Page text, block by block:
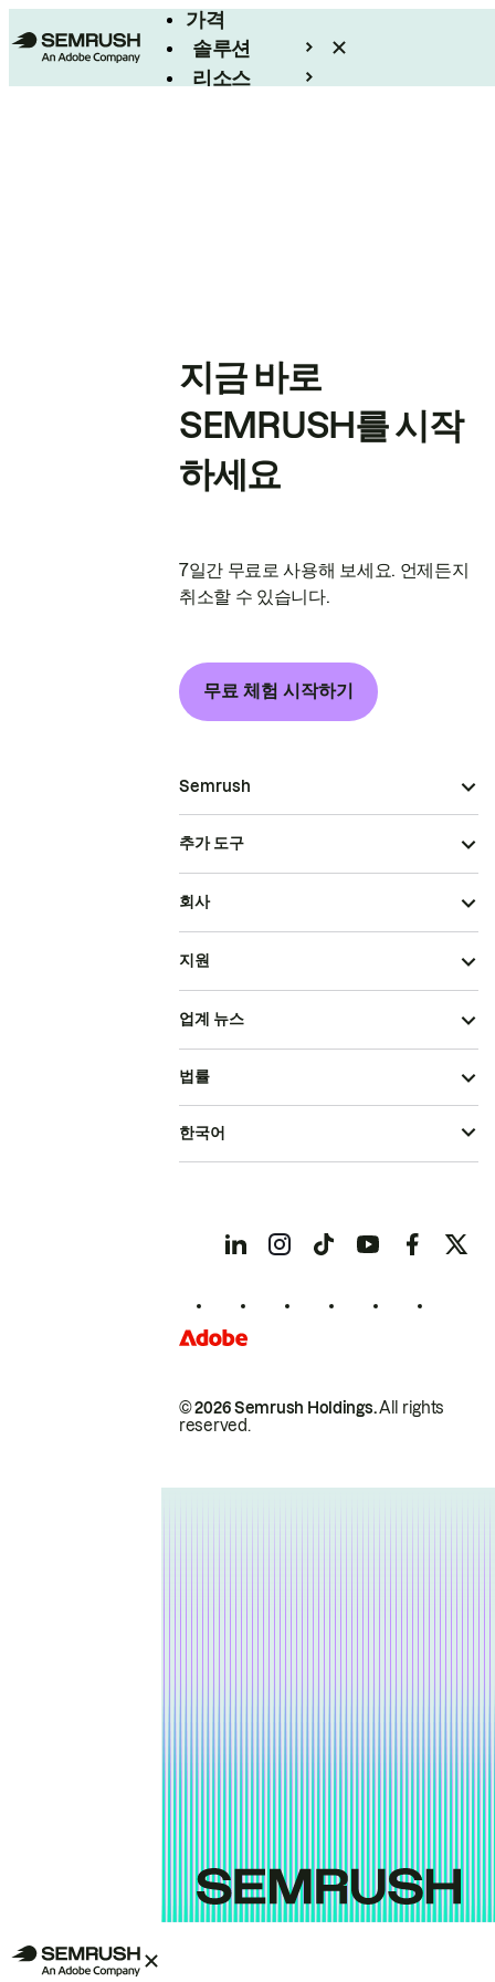
가격
솔루션
리소스
지금 바로
SEMRUSH를 시작
하세요
7일간 무료로 사용해 보세요. 언제든지
취소할 수 있습니다.
무료 체험 시작하기
Semrush
추가 도구
회사
지원
업계 뉴스
© 2026 Semrush Holdings.All rights
reserved.
법률
한국어